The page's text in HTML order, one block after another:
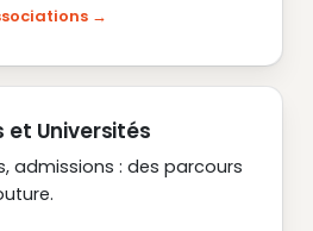
et Universités
admissions : des parcours